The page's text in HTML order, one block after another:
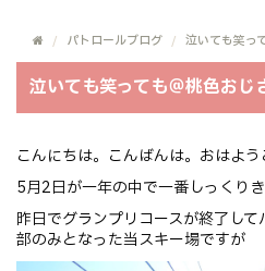
パトロールブログ 泣いても笑っ
泣いても笑っても＠桃色おじ
こんにちは。こんばんは。おはよう
5月2日が一年の中で一番しっくりき
昨日でグランプリコースが終了し
部のみとなった当スキー場ですが